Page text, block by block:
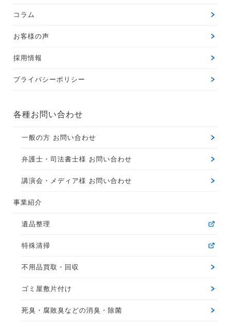
コラム
お客様の声
採用情報
プライバシーポリシー
各種お問い合わせ
一般の方 お問い合わせ
弁護士・司法書士様 お問い合わせ
講演会・メディア様 お問い合わせ
事業紹介
遺品整理
特殊清掃
不用品買取・回収
ゴミ屋敷片付け
死臭・腐敗臭などの消臭・除菌